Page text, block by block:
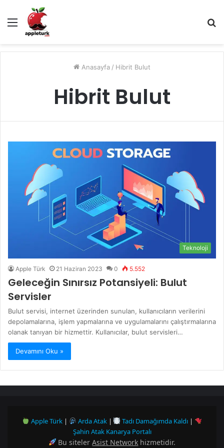
Menü
...
Anasayfa / Hibrit Bulut
Hibrit Bulut
Teknoloji
Apple Türk 21 Haziran 2023 0 5.552
Geleceğin Sınırsız Potansiyeli: Bulut
Servisler
Bulut servisi, internet üzerinden sunulan, kullanıcıların verilerini
depolamalarına, işlem yapmalarına ve uygulamalarını çalıştırmalarına
olanak tanıyan bir hizmettir. Kullanıcılar, bulut servisleri…
Devamını Oku »
Apple Türk| Arda Atak| Tadı Damağımda Kaldı |
Şahin Atak Kanarya Portalı
Bu sitelerAsist Network hizmetidir.